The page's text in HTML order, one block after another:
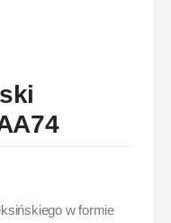
w formie